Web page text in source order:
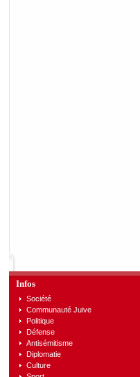
Infos
Société
Communauté Juive
Politique
Défense
Antisémitisme
Diplomatie
Culture